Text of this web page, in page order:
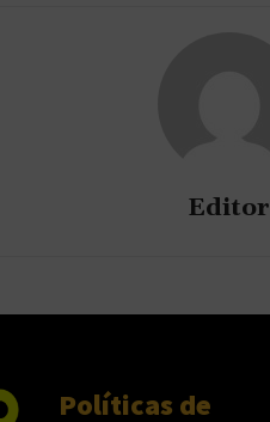
Editor
Políticas de